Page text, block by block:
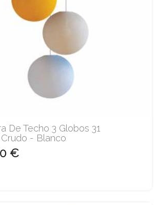
De Techo 3 Globos 31
- Blanco
€